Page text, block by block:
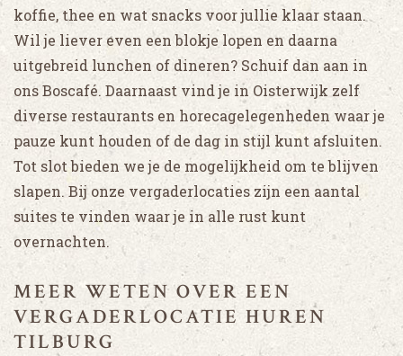
koffie, thee en wat snacks voor jullie klaar staan.
Wil je liever even een blokje lopen en daarna
uitgebreid lunchen of dineren? Schuif dan aan in
ons Boscafé. Daarnaast vind je in Oisterwijk zelf
diverse restaurants en horecagelegenheden waar je
pauze kunt houden of de dag in stijl kunt afsluiten.
Tot slot bieden we je de mogelijkheid om te blijven
slapen. Bij onze vergaderlocaties zijn een aantal
suites te vinden waar je in alle rust kunt
overnachten.
MEER WETEN OVER EEN
VERGADERLOCATIE HUREN
TILBURG